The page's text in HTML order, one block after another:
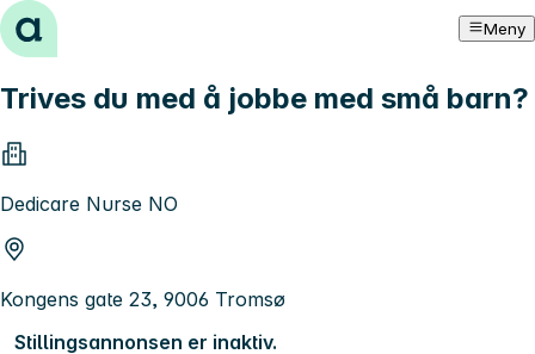
Hopp til innhold Meny
Trives du med å jobbe med små barn?
Dedicare Nurse NO
Kongens gate 23, 9006 Tromsø
Stillingsannonsen er inaktiv.